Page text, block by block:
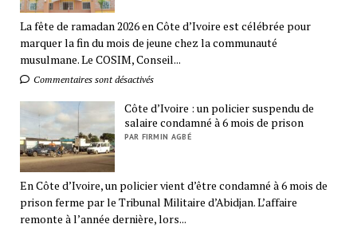
La fête de ramadan 2026 en Côte d’Ivoire est célébrée pour
marquer la fin du mois de jeune chez la communauté
musulmane. Le COSIM, Conseil...
Commentaires sont désactivés
Côte d’Ivoire : un policier suspendu de
salaire condamné à 6 mois de prison
PAR FIRMIN AGBÉ
En Côte d’Ivoire, un policier vient d’être condamné à 6 mois de
prison ferme par le Tribunal Militaire d’Abidjan. L’affaire
remonte à l’année dernière, lors...